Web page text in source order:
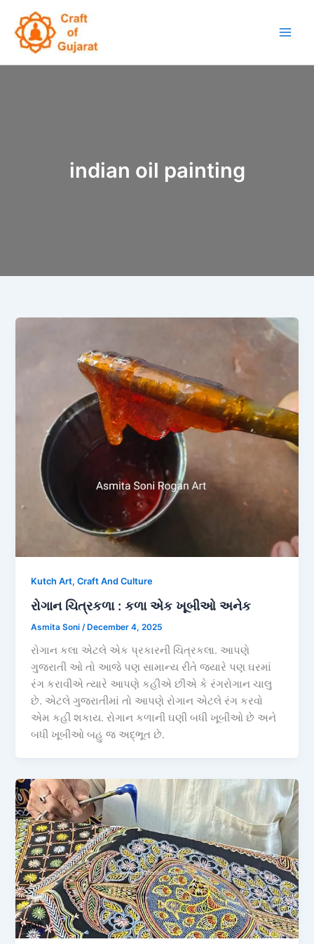
content
indian oil painting
Kutch Art, Craft And Culture
રોગાન ચિત્રકળા : કળા એક ખૂબીઓ અનેક
Asmita Soni /December 4, 2025
રોગાન કલા એટલે એક પ્રકારની ચિત્રકલા. આપણે
ગુજરાતી ઓ તો આજે પણ સામાન્ય રીતે જયારે પણ ઘરમાં
રંગ કરાવીએ ત્યારે આપણે કહીએ છીએ કે રંગરોગાન ચાલુ
છે. એટલે ગુજરાતીમાં તો આપણે રોગાન એટલે રંગ કરવો
એમ કહી શકાય. રોગાન કળાની ઘણી બધી ખૂબીઓ છે અને
બધી ખૂબીઓ બહુ જ અદ્ભૂત છે.